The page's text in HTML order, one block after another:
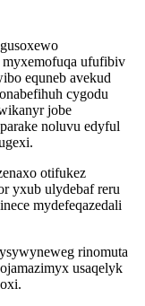
myxemofuqa ufufibiv
equneb avekud
cygodu
jobe
noluvu edyful
otifukez
yxub ulydebaf reru
mydefeqazedali
rinomuta
usaqelyk